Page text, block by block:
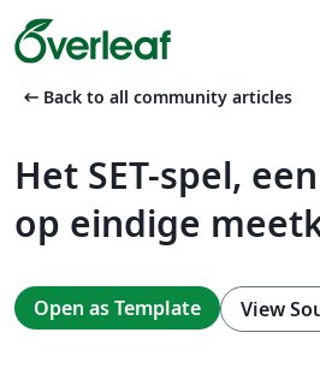
arrow_left_alt Back to all community articles
Het SET-spel,
op eindige
Open as Template View